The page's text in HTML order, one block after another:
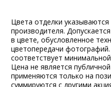
Цвета отделки
производителя.
в цвете, обусловленное
цветопередачи
соответствует
Цена не является
применяются только на
суммируются с другими